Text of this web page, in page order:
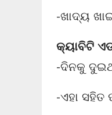
-ଖାଦ୍ୟ
କ୍ୟାବିଟି
-ଦିନକୁ
-ଏହା